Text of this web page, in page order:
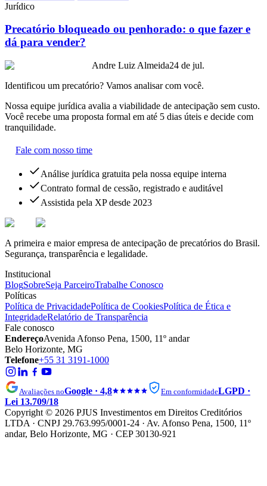
Jurídico
Precatório bloqueado ou penhorado: o que fazer e
dá para vender?
Andre Luiz Almeida24 de jul.
Identificou um precatório? Vamos analisar com você.
Nossa equipe jurídica avalia a viabilidade de antecipação sem custo.
Você recebe uma proposta formal em até 5 dias úteis e decide com
tranquilidade.
Fale com nosso time
Análise jurídica gratuita pela nossa equipe interna
Contrato formal de cessão, registrado e auditável
Assistida pela XP desde 2023
A primeira e maior empresa de antecipação de precatórios do Brasil.
Segurança, transparência e legalidade.
Institucional
BlogSobreSeja ParceiroTrabalhe Conosco
Políticas
Política de PrivacidadePolítica de CookiesPolítica de Ética e
IntegridadeRelatório de Transparência
Fale conosco
EndereçoAvenida Afonso Pena, 1500, 11º andar
Belo Horizonte, MG
Telefone+55 31 3191-1000
Avaliações noGoogle · 4,8 Em conformidadeLGPD ·
Lei 13.709/18
Copyright © 2026 PJUS Investimentos em Direitos Creditórios
LTDA · CNPJ 29.763.995/0001-24 · Av. Afonso Pena, 1500, 11º
andar, Belo Horizonte, MG · CEP 30130-921